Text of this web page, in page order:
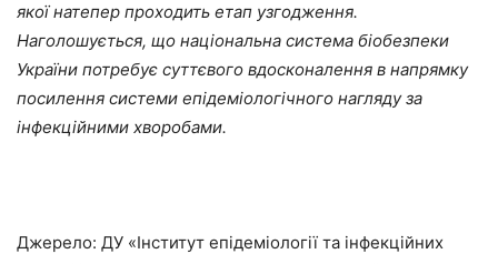
якої натепер проходить етап узгодження.
Наголошується, що національна система біобезпеки
України потребує суттєвого вдосконалення в напрямку
посилення системи епідеміологічного нагляду за
інфекційними хворобами.
Джерело: ДУ «Інститут епідеміології та інфекційних